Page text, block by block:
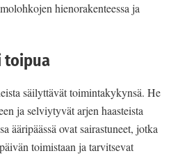
hienorakenteessa ja
toipua
säilyttävät toimintakykynsä. He
ja selviytyvät arjen haasteista
ääripäässä ovat sairastuneet, jotka
toimistaan ja tarvitsevat